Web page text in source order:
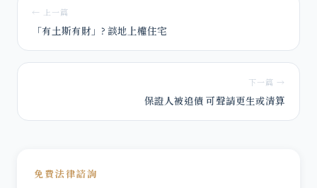
← 上一篇
「有土斯有財」? 談地上權住宅
下一篇 →
保證人被追債 可聲請更生或清算
免費法律諮詢